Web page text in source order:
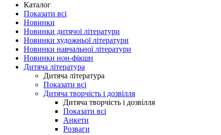
Каталог
Показати всі
Новинки
Новинки дитячої літератури
Новинки художньої літератури
Новинки навчальної літератури
Новинки нон-фікшн
Дитяча література
Дитяча література
Показати всі
Дитяча творчість і дозвілля
Дитяча творчість і дозвілля
Показати всі
Анкети
Розваги